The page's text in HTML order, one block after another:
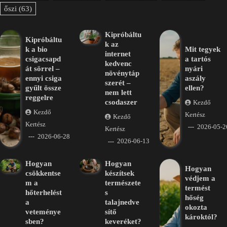
őszi (63)
Kipróbáltu
k a bio
csigacsapd
át sörrel –
ennyi csiga
gyűlt össze
reggelre
Kezdő
Kertész
2026-06-28
Kipróbáltu
k az
internet
kedvenc
növénytáp
szerét –
nem lett
csodaszer
Kezdő
Kertész
2026-06-13
Mit tegyek
a tartós
nyári
aszály
ellen?
Kezdő
Kertész
2026-05-
Hogyan
csökkentse
m a
hőterhelést
a
veteménye
sben?
Hogyan
készítsek
természete
s
talajnedve
sítő
keveréket?
Hogyan
védjem a
termést
hőség
okozta
károktól?